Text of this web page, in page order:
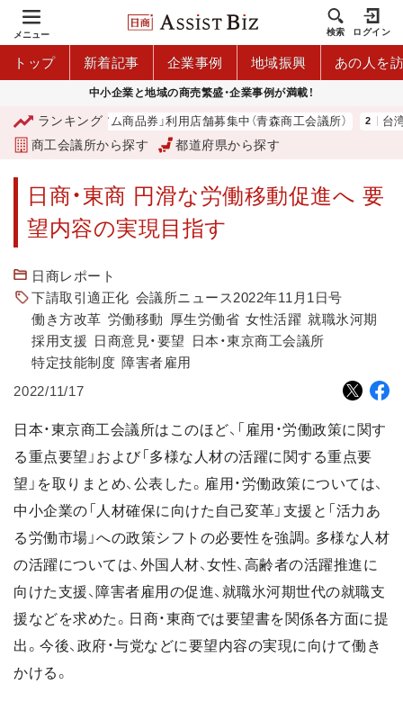
メニュー 検索 ログイン
トップ 新着記事 企業事例 地域振興 あの人を
中小企業と地域の商売繁盛・企業事例が満載！
ランキング
青森市プレミアム商品券」利用店舗募集中（青森商工会議所） 台湾2
商工会議所から探す 都道府県から探す
日商・東商 円滑な労働移動促進へ 要
望内容の実現目指す
日商レポート
下請取引適正化 会議所ニュース2022年11月1日号
働き方改革 労働移動 厚生労働省 女性活躍 就職氷河期
採用支援 日商意見・要望
日本・東京商工会議所
特定技能制度 障害者雇用
2022/11/17
日本・東京商工会議所はこのほど、「雇用・労働政策に関す
る重点要望」および「多様な人材の活躍に関する重点要
望」を取りまとめ、公表した。雇用・労働政策については、
中小企業の「人材確保に向けた自己変革」支援と「活力あ
る労働市場」への政策シフトの必要性を強調。多様な人材
の活躍については、外国人材、女性、高齢者の活躍推進に
向けた支援、障害者雇用の促進、就職氷河期世代の就職支
援などを求めた。日商・東商では要望書を関係各方面に提
出。今後、政府・与党などに要望内容の実現に向けて働き
かける。